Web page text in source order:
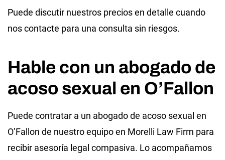
Puede discutir nuestros precios en detalle cuando
nos contacte para una consulta sin riesgos.
Hable con un abogado de
acoso sexual en O’Fallon
Puede contratar a un abogado de acoso sexual en
O’Fallon de nuestro equipo en Morelli Law Firm para
recibir asesoría legal compasiva. Lo acompañamos